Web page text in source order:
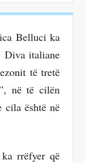
Belluci ka
Diva italiane
të tretë
në të cilën
cila është në
rrëfyer që